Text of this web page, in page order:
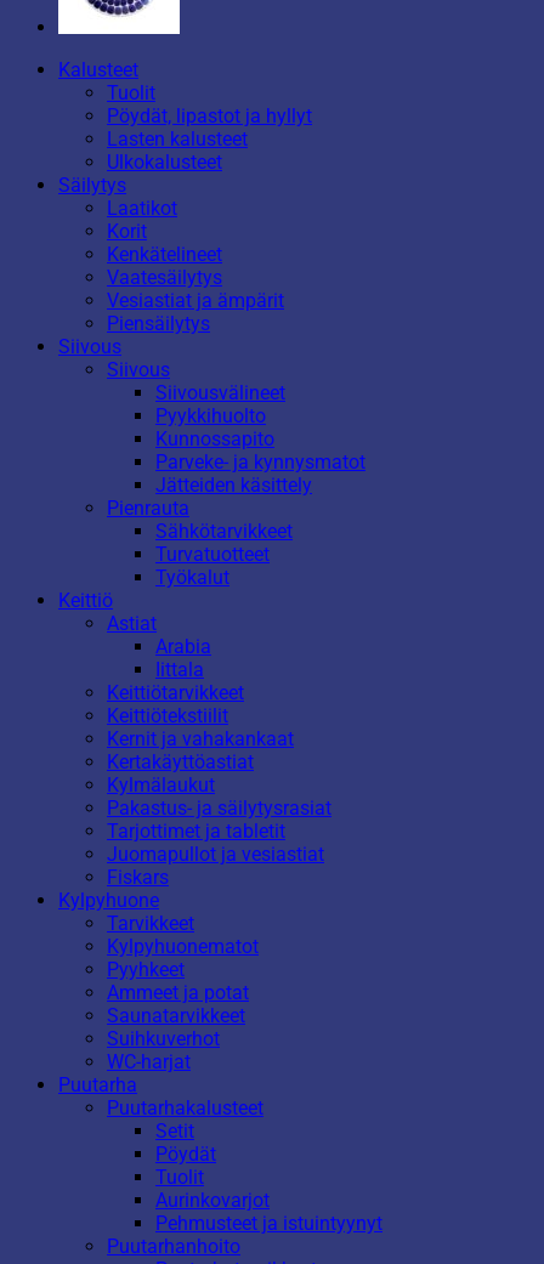
Kalusteet
Tuolit
Pöydät, lipastot ja hyllyt
Lasten kalusteet
Ulkokalusteet
Säilytys
Laatikot
Korit
Kenkätelineet
Vaatesäilytys
Vesiastiat ja ämpärit
Piensäilytys
Siivous
Siivous
Siivousvälineet
Pyykkihuolto
Kunnossapito
Parveke- ja kynnysmatot
Jätteiden käsittely
Pienrauta
Sähkötarvikkeet
Turvatuotteet
Työkalut
Keittiö
Astiat
Arabia
Iittala
Keittiötarvikkeet
Keittiötekstiilit
Kernit ja vahakankaat
Kertakäyttöastiat
Kylmälaukut
Pakastus- ja säilytysrasiat
Tarjottimet ja tabletit
Juomapullot ja vesiastiat
Fiskars
Kylpyhuone
Tarvikkeet
Kylpyhuonematot
Pyyhkeet
Ammeet ja potat
Saunatarvikkeet
Suihkuverhot
WC-harjat
Puutarha
Puutarhakalusteet
Setit
Pöydät
Tuolit
Aurinkovarjot
Pehmusteet ja istuintyynyt
Puutarhanhoito